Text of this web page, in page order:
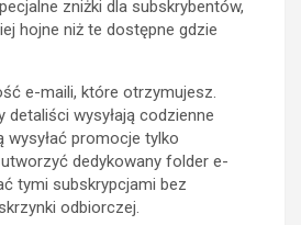
zniżki dla subskrybentów,
hojne niż te dostępne gdzie
e-maili, które otrzymujesz.
wysyłają codzienne
wysyłać promocje tylko
dedykowany folder e-
tymi subskrypcjami bez
odbiorczej.